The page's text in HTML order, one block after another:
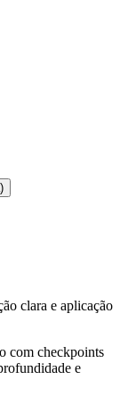
clara e aplicação
com checkpoints
e